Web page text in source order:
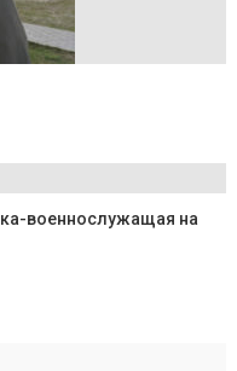
военнослужащая на